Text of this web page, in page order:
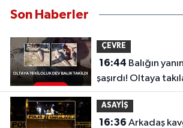
Son Haberler
ÇEVRE
16:44
şaşırdı! Oltaya
dev yayın balığı
ASAYİŞ
16:36